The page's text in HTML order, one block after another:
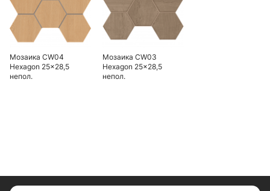
Мозаика CW04
Hexagon 25x28,5
непол.
Мозаика CW03
Hexagon 25x28,5
непол.